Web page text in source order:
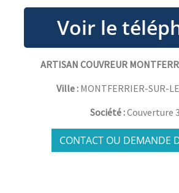
ARTISAN COUVREUR
Ville : MONTFERRIER-SUR-
Société :Couverture
CONTACT OU DEMANDE